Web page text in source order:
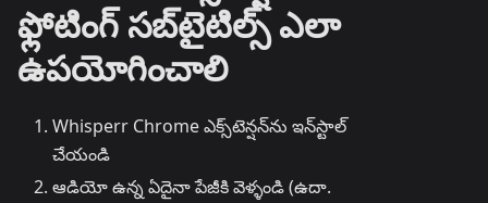
ఫ్లోటింగ్ సబ్‌టైటిల్స్ ఎలా
ఉపయోగించాలి
Whisperr Chrome ఎక్స్‌టెన్షన్‌ను ఇన్‌స్టాల్
చేయండి
ఆడియో ఉన్న ఏదైనా పేజీకి వెళ్ళండి (ఉదా.